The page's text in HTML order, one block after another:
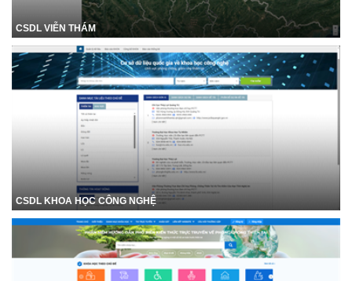
CSDL VIỄN THÁM
CSDL KHOA HỌC CÔNG NGHỆ